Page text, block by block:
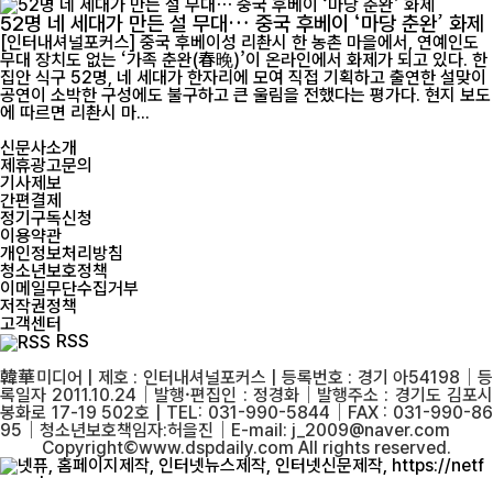
52명 네 세대가 만든 설 무대… 중국 후베이 ‘마당 춘완’ 화제
[인터내셔널포커스] 중국 후베이성 리촨시 한 농촌 마을에서, 연예인도
무대 장치도 없는 ‘가족 춘완(春晚)’이 온라인에서 화제가 되고 있다. 한
집안 식구 52명, 네 세대가 한자리에 모여 직접 기획하고 출연한 설맞이
공연이 소박한 구성에도 불구하고 큰 울림을 전했다는 평가다. 현지 보도
에 따르면 리촨시 마...
신문사소개
제휴광고문의
기사제보
간편결제
정기구독신청
이용약관
개인정보처리방침
청소년보호정책
이메일무단수집거부
저작권정책
고객센터
RSS
韓華미디어 | 제호 : 인터내셔널포커스 | 등록번호 : 경기 아54198│등
록일자 2011.10.24│발행·편집인 : 정경화│발행주소 : 경기도 김포시
봉화로 17-19 502호 | TEL: 031-990-5844│FAX : 031-990-86
95│청소년보호책임자:허을진│E-mail: j_2009@naver.com
Copyright©www.dspdaily.com All rights reserved.